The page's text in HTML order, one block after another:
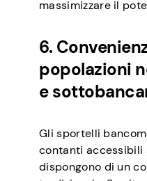
massimizzare il
6.
popolazioni
e
Gli sportelli
contanti accessibili
dispongono di un